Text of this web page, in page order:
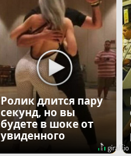
Ролик длится пару
секунд, но вы
будете в шоке от
увиденного